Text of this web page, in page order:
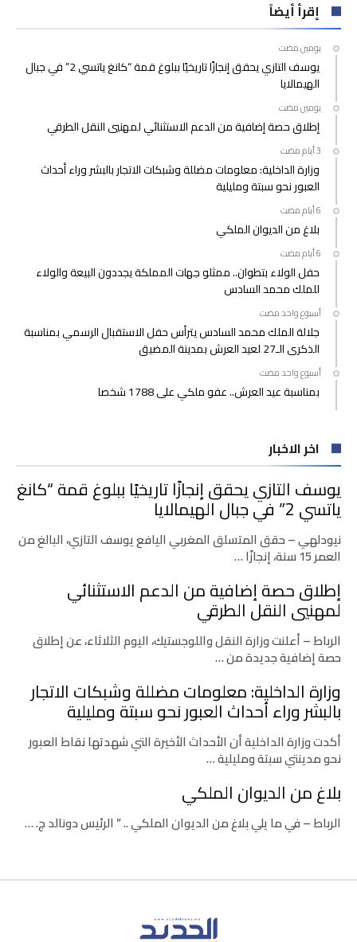
إقرأ أيضاً
‫‫‫‏‫يومين مضت‬
يوسف التازي يحقق إنجازًا تاريخيًا ببلوغ قمة “كانغ ياتسي 2” في جبال
الهيمالايا
‫‫‫‏‫يومين مضت‬
إطلاق حصة إضافية من الدعم الاستثنائي لمهنيي النقل الطرقي
وزارة الداخلية: معلومات مضللة وشبكات الاتجار بالبشر وراء أحداث
العبور نحو سبتة ومليلية
بلاغ من الديوان الملكي
حفل الولاء بتطوان.. ممثلو جهات المملكة يجددون البيعة والولاء
للملك محمد السادس
‫‫‫‏‫أسبوع واحد مضت‬
جلالة الملك محمد السادس يترأس حفل الاستقبال الرسمي بمناسبة
الذكرى الـ27 لعيد العرش بمدينة المضيق
‫‫‫‏‫أسبوع واحد مضت‬
بمناسبة عيد العرش.. عفو ملكي على 1788 شخصا
اخر الاخبار
يوسف التازي يحقق إنجازًا تاريخيًا ببلوغ قمة “كانغ
ياتسي 2” في جبال الهيمالايا
نيودلهي – حقق المتسلق المغربي اليافع يوسف التازي، البالغ من
العمر 15 سنة، إنجازًا …
إطلاق حصة إضافية من الدعم الاستثنائي
لمهنيي النقل الطرقي
الرباط – أعلنت وزارة النقل واللوجستيك، اليوم الثلاثاء، عن إطلاق
حصة إضافية جديدة من …
وزارة الداخلية: معلومات مضللة وشبكات الاتجار
بالبشر وراء أحداث العبور نحو سبتة ومليلية
أكدت وزارة الداخلية أن الأحداث الأخيرة التي شهدتها نقاط العبور
نحو مدينتي سبتة ومليلية …
بلاغ من الديوان الملكي
الرباط – في ما يلي بلاغ من الديوان الملكي .. ” الرئيس دونالد ج. …